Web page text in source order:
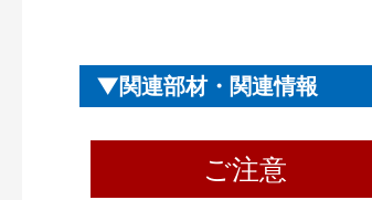
関連部材・関連情報
ご注意